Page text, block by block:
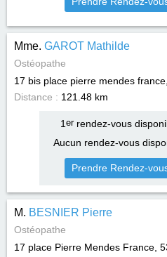
Mme. GAROT Mathilde
Ostéopathe
17 bis place pierre mendes
Distance : 121.48 km
1 errendez-vous
Aucun rendez-vous
Prendre Rendez-
M. BESNIER Pierre
Ostéopathe
17 place Pierre Mendes France,